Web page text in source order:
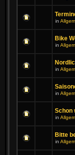
in
Bike
in
in
in
Schon
in
Bitte
in